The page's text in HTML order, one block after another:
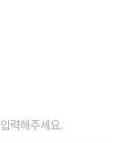
력해주세요.